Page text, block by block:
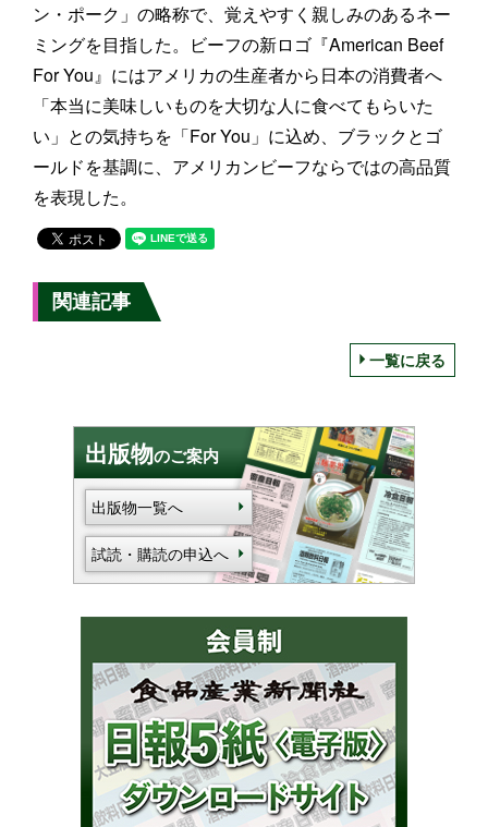
ン・ポーク」の略称で、覚えやすく親しみのあるネー
ミングを目指した。ビーフの新ロゴ『American Beef
For You』にはアメリカの生産者から日本の消費者へ
「本当に美味しいものを大切な人に食べてもらいた
い」との気持ちを「For You」に込め、ブラックとゴ
ールドを基調に、アメリカンビーフならではの高品質
を表現した。
関連記事
一覧に戻る
出版物のご案内
出版物一覧へ
試読・購読の申込へ